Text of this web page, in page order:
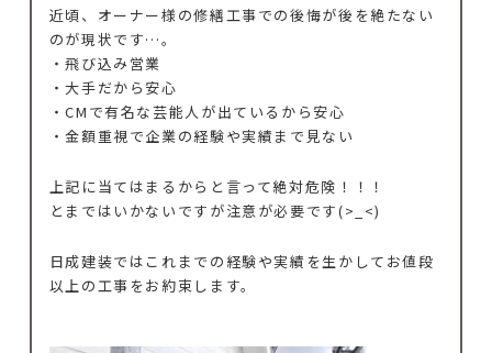
近頃、オーナー様の修繕工事での後悔が後を絶たない
のが現状です…。
・飛び込み営業
・大手だから安心
・CMで有名な芸能人が出ているから安心
・金額重視で企業の経験や実績まで見ない
上記に当てはまるからと言って絶対危険！！！
とまではいかないですが注意が必要です(>_<)
日成建装ではこれまでの経験や実績を生かしてお値段
以上の工事をお約束します。